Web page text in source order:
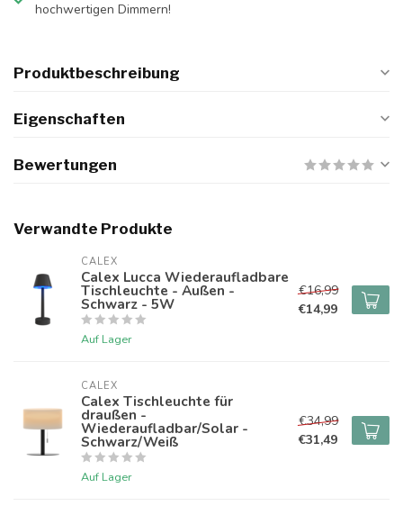
hochwertigen Dimmern!
Produktbeschreibung
Eigenschaften
Bewertungen
Verwandte Produkte
CALEX
Calex Lucca Wiederaufladbare
Tischleuchte - Außen -
Schwarz - 5W
Auf Lager
€16,99
€14,99
CALEX
Calex Tischleuchte für
draußen -
Wiederaufladbar/Solar -
Schwarz/Weiß
Auf Lager
€34,99
€31,49